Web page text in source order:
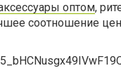
оптом,
соотношение